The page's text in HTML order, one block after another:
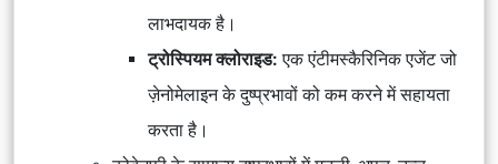
लाभदायक है।
ट्रोस्पियम क्लोराइड: एक एंटीमस्कैरिनिक एजेंट जो
ज़ेनोमेलाइन के दुष्प्रभावों को कम करने में सहायता
करता है।